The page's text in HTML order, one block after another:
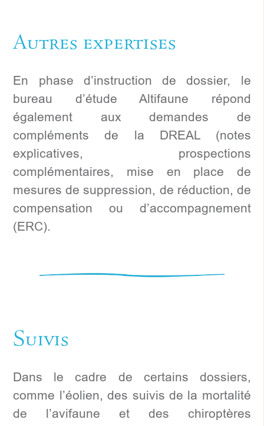
Autres expertises
En phase d’instruction de dossier, le
bureau d’étude Altifaune répond
également aux demandes de
compléments de la DREAL (notes
explicatives, prospections
complémentaires, mise en place de
mesures de suppression, de réduction, de
compensation ou d’accompagnement
(ERC).
Suivis
Dans le cadre de certains dossiers,
comme l’éolien, des suivis de la mortalité
de l’avifaune et des chiroptères